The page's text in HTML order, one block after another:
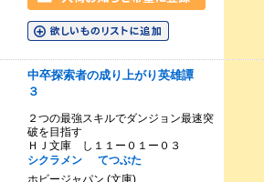
中卒探索者の成り上がり英雄譚
３
２つの最強スキルでダンジョン最速突
破を目指す
ＨＪ文庫 し１１ー０１ー０３
シクラメン
てつぶた
ホビージャパン (文庫)